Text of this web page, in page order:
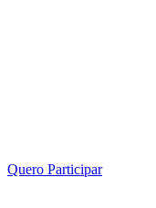
Quero Participar